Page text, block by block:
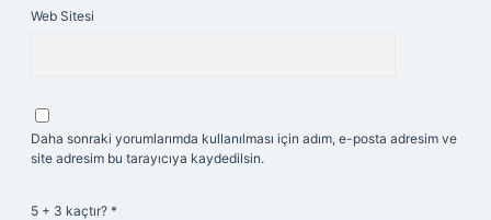
Web Sitesi
Daha sonraki yorumlarımda kullanılması için adım, e-posta adresim ve
site adresim bu tarayıcıya kaydedilsin.
5 + 3 kaçtır? *